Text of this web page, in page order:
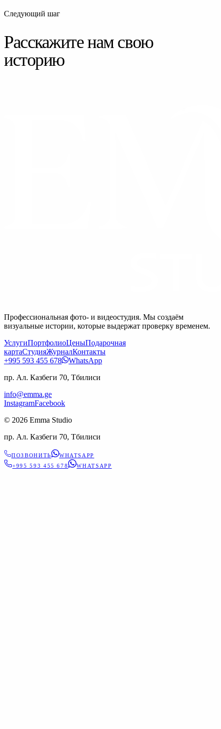
Следующий шаг
Расскажите нам свою
историю
Профессиональная фото- и видеостудия. Мы создаём
визуальные истории, которые выдержат проверку временем.
УслугиПортфолиоЦеныПодарочная
картаСтудияЖурналКонтакты
+995 593 455 678
WhatsApp
пр. Ал. Казбеги 70, Тбилиси
info@emma.ge
InstagramFacebook
© 2026 Emma Studio
пр. Ал. Казбеги 70, Тбилиси
ПОЗВОНИТЬ
WHATSAPP
+995 593 455 678
WHATSAPP